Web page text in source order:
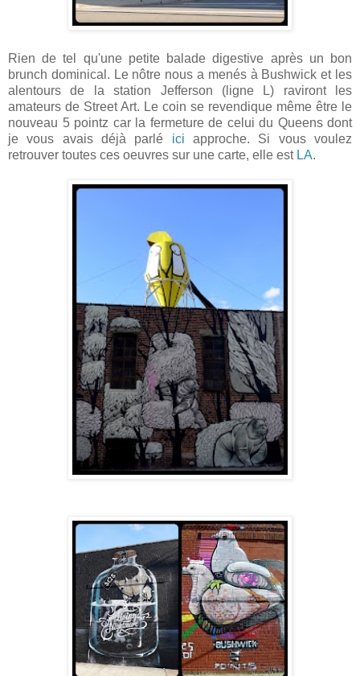
Rien de tel qu'une petite balade digestive après un bon
brunch dominical. Le nôtre nous a menés à Bushwick et les
alentours de la station Jefferson (ligne L) raviront les
amateurs de Street Art. Le coin se revendique même être le
nouveau 5 pointz car la fermeture de celui du Queens dont
je vous avais déjà parlé ici approche. Si vous voulez
retrouver toutes ces oeuvres sur une carte, elle est LA.